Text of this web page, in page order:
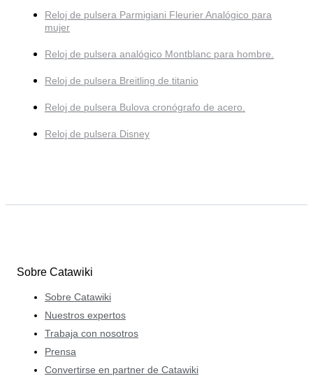
Reloj de pulsera Parmigiani Fleurier Analógico para
mujer
Reloj de pulsera analógico Montblanc para hombre.
Reloj de pulsera Breitling de titanio
Reloj de pulsera Bulova cronógrafo de acero.
Reloj de pulsera Disney
Sobre Catawiki
Sobre Catawiki
Nuestros expertos
Trabaja con nosotros
Prensa
Convertirse en partner de Catawiki